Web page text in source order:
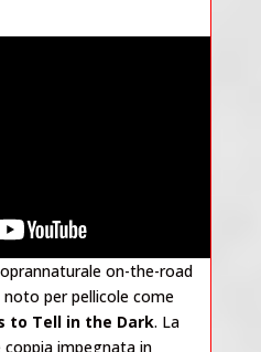
on-the-road
per pellicole come
to Tell in the Dark. La
impegnata in